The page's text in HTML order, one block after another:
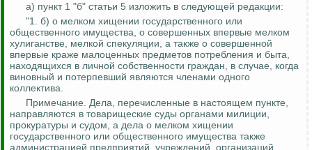
а) пункт 1 "б" статьи 5 изложить в следующей редакции:
"1. б) о мелком хищении государственного или
общественного имущества, о совершенных впервые мелком
хулиганстве, мелкой спекуляции, а также о совершенной
впервые краже малоценных предметов потребления и быта,
находящихся в личной собственности граждан, в случае, когда
виновный и потерпевший являются членами одного
коллектива.
Примечание. Дела, перечисленные в настоящем пункте,
направляются в товарищеские суды органами милиции,
прокуратуры и судом, а дела о мелком хищении
государственного или общественного имущества также
администрацией предприятий, учреждений, организаций,